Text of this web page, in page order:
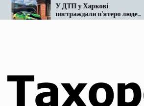
У ДТП у Харкові
постраждали п’ятеро людей:
не розминулися OnTaxi та